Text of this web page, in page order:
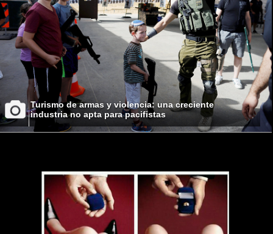
Turismo de armas y violencia: una creciente
industria no apta para pacifistas